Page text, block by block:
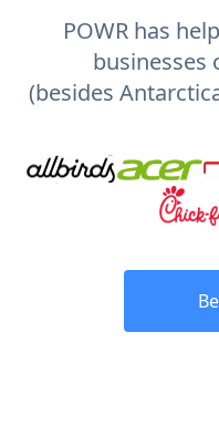
POWR has
businesses
(besides